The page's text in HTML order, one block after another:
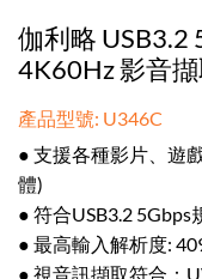
伽利略 USB3.2
4K60Hz 影音
產品型號: U346C
● 支援各種影片、遊
體)
● 符合USB3.2
● 最高輸入解析度:
● 視音訊擷取符合：